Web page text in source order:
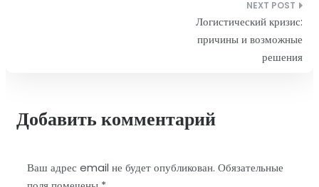
Логистический кризис:
причины и возможные
решения
Добавить комментарий
Ваш адрес email не будет опубликован. Обязательные